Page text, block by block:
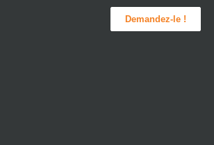
Demandez-le !